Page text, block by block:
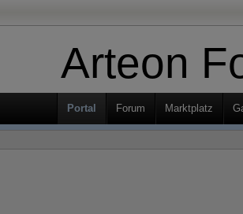
Arteon
Portal Forum Marktplatz